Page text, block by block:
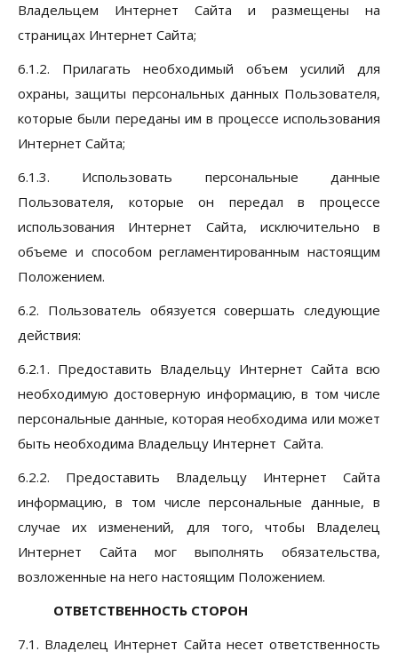
Владельцем Интернет Сайта и размещены на
страницах Интернет Сайта;
6.1.2. Прилагать необходимый объем усилий для
охраны, защиты персональных данных Пользователя,
которые были переданы им в процессе использования
Интернет Сайта;
6.1.3. Использовать персональные данные
Пользователя, которые он передал в процессе
использования Интернет Сайта, исключительно в
объеме и способом регламентированным настоящим
Положением.
6.2. Пользователь обязуется совершать следующие
действия:
6.2.1. Предоставить Владельцу Интернет Сайта всю
необходимую достоверную информацию, в том числе
персональные данные, которая необходима или может
быть необходима Владельцу Интернет Сайта.
6.2.2. Предоставить Владельцу Интернет Сайта
информацию, в том числе персональные данные, в
случае их изменений, для того, чтобы Владелец
Интернет Сайта мог выполнять обязательства,
возложенные на него настоящим Положением.
ОТВЕТСТВЕННОСТЬ СТОРОН
7.1. Владелец Интернет Сайта несет ответственность